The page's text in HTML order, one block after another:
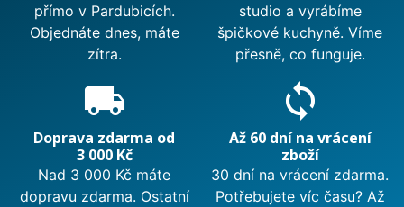
přímo v Pardubicích.
Objednáte dnes, máte
zítra.
studio a vyrábíme
špičkové kuchyně. Víme
přesně, co funguje.
local_shipping
Doprava zdarma od
3 000 Kč
Nad 3 000 Kč máte
dopravu zdarma. Ostatní
sync
Až 60 dní na vrácení
zboží
30 dní na vrácení zdarma.
Potřebujete víc času? Až